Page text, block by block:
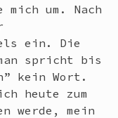
um. Nach
ein. Die
spricht bis
kein Wort.
heute zum
werde, mein